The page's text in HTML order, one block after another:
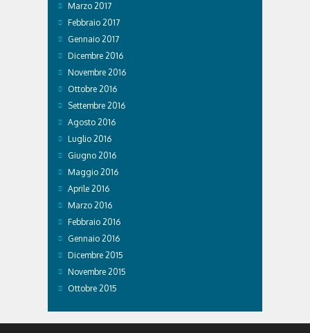
Marzo 2017
Febbraio 2017
Gennaio 2017
Dicembre 2016
Novembre 2016
Ottobre 2016
Settembre 2016
Agosto 2016
Luglio 2016
Giugno 2016
Maggio 2016
Aprile 2016
Marzo 2016
Febbraio 2016
Gennaio 2016
Dicembre 2015
Novembre 2015
Ottobre 2015